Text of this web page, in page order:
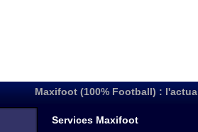
Maxifoot (100% Football) :
Services Maxifoot